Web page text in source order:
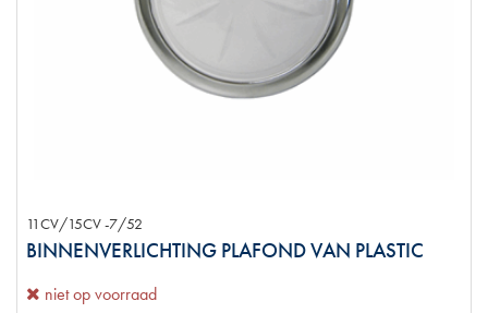
11CV/15CV -7/52
BINNENVERLICHTING PLAFOND VAN PLASTIC
niet op voorraad